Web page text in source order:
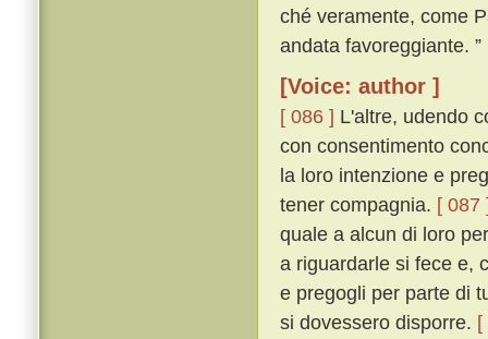
ché veramente, come
andata favoreggiante. ”
[Voice: author ]
[ 086 ] L'altre, udendo
con consentimento
la loro intenzione e
tener compagnia. [ 087
quale a alcun di loro
a riguardarle si fece e,
e pregogli per parte di
si dovessero disporre. [